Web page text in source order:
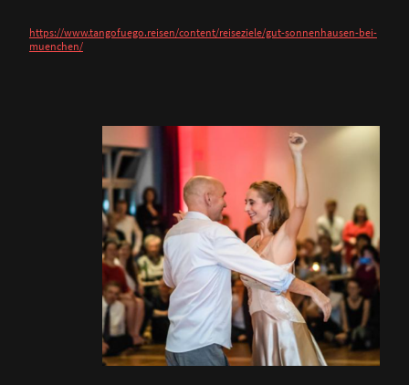
https://www.tangofuego.reisen/content/reiseziele/gut-sonnenhausen-bei-
muenchen/